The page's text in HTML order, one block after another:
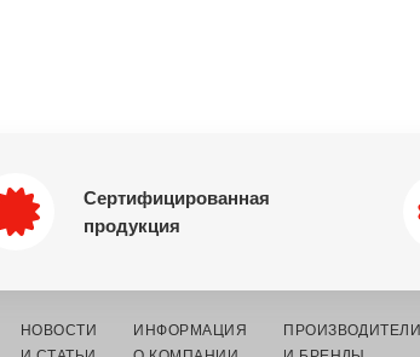
Сертифицированная
продукция
НОВОСТИ
ИНФОРМАЦИЯ
ПРОИЗВОДИТЕЛИ